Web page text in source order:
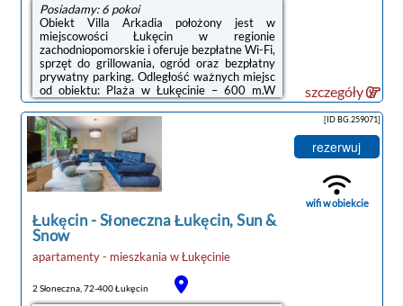
Posiadamy: 6 pokoi
Obiekt Villa Arkadia położony jest w
miejscowości Łukęcin w regionie
zachodniopomorskie i oferuje bezpłatne Wi-Fi,
sprzęt do grillowania, ogród oraz bezpłatny
prywatny parking. Odległość ważnych miejsc
od obiektu: Plaża w Łukęcinie – 600 m.W
niektórych opcjach zakwaterowania znajduje
się także aneks kuchenny z lodówką,
zmywarką i piekarnikiem.Na miejscu
dostępny jest taras, a w okolicy panują
doskonałe warunki do uprawiania trekkingu
oraz jazdy na rowerze.Odległość ważnych
miejsc od obiektu: Promenada Gwiazd w
godziny 15:00 ...
szczegóły
Łukęcin-Słoneczna Łukęcin, Sun &
Snow
apartamenty - mieszkania wŁukęcinie
2 Słoneczna, 72-400 Łukęcin
[ID BG.259071]
rezerwuj
wifi w obiekcie